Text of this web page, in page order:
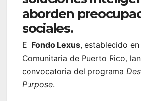
aborden
sociales.
El Fondo Lexus, establecido
Comunitaria de Puerto Rico,
convocatoria del programa
Purpose.